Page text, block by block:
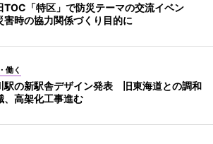
TOC「特区」で防災テーマの交流イベン
時の協力関係づくり目的に
働く
駅の新駅舎デザイン発表 旧東海道との調和
、高架化工事進む